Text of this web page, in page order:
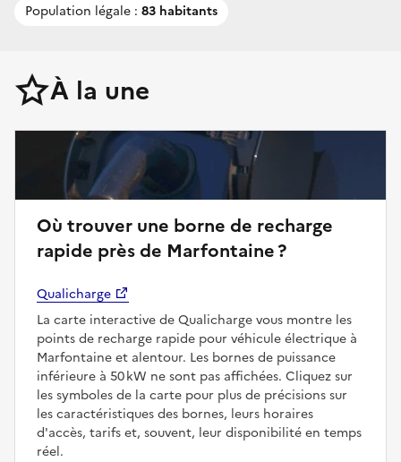
Population légale : 83 habitants
À la une
Où trouver une borne de recharge
rapide près de Marfontaine ?
Qualicharge
La carte interactive de Qualicharge vous montre les
points de recharge rapide pour véhicule électrique à
Marfontaine et alentour. Les bornes de puissance
inférieure à 50 kW ne sont pas affichées. Cliquez sur
les symboles de la carte pour plus de précisions sur
les caractéristiques des bornes, leurs horaires
d'accès, tarifs et, souvent, leur disponibilité en temps
réel.